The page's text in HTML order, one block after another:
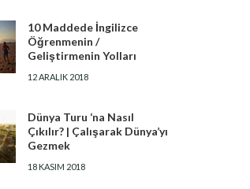
10 Maddede İngilizce
Öğrenmenin /
Geliştirmenin Yolları
12 ARALIK 2018
Dünya Turu ‘na Nasıl
Çıkılır? | Çalışarak Dünya’yı
Gezmek
18 KASIM 2018